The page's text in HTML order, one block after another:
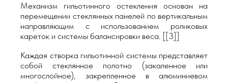
Механизм гильотинного остекления основан на
перемещении стеклянных панелей по вертикальным
направляющим с использованием роликовых
кареток и системы балансировки веса. [[3]]
Каждая створка гильотинной системы представляет
собой стеклянное полотно (закаленное или
многослойное), закрепленное в алюминиевом